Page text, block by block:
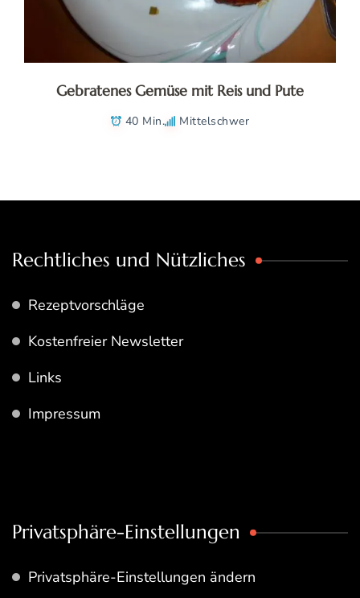
Gebratenes Gemüse mit Reis und Pute
40 Min. Mittelschwer
Rechtliches und Nützliches
Rezeptvorschläge
Kostenfreier Newsletter
Links
Impressum
Privatsphäre-Einstellungen
Privatsphäre-Einstellungen ändern